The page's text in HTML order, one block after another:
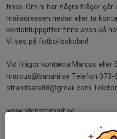
finns. Om ni har några frågor
mailadressen nedan eller ta
kontaktuppgifter finns även på
Vi ses på fotbollsskolan!
Vid frågor kontakta Marcus eller
marcus@banahi.se Telefon 073-
strandsara88@gmail.com
www.stenstorpsif.se